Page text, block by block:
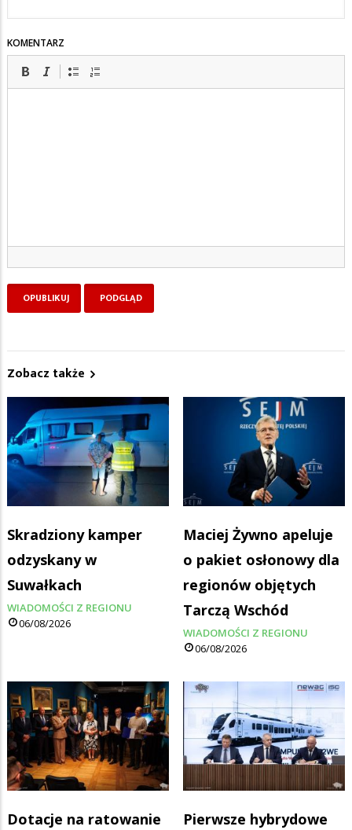
KOMENTARZ
Zobacz także
Skradziony kamper
odzyskany w
Suwałkach
WIADOMOŚCI Z REGIONU
06/08/2026
Maciej Żywno apeluje
o pakiet osłonowy dla
regionów objętych
Tarczą Wschód
WIADOMOŚCI Z REGIONU
06/08/2026
Dotacje na ratowanie
Pierwsze hybrydowe